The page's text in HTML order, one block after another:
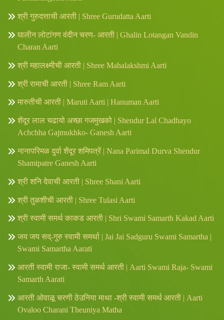
श्री गुरुदत्ताची आरती | Shree Gurudatta Aarti
घालीन लोटांगण वंदीन चरण- आरती | Ghalin Lotangan Vandin
Charan Aarti
श्री महालक्ष्मीची आरती | Shree Mahalakshmi Aarti
श्री रामाची आरती | Shree Ram Aarti
मारुतीची आरती | Maruti Aarti | Hanuman Aarti
शेंदूर लाल चढायो अच्छा गजमुखको | Shendur Lal Chadhayo
Achchha Gajmukhko- Ganesh Aarti
नानापरिमळ दुर्वा शेंदूर शमिपत्रें | Nana Parimal Durva Shendur
Shamipatre Ganesh Aarti
श्री शनि देवाची आरती | Shree Shani Aarti
श्री तुळशीची आरती | Shree Tulasi Aarti
श्री स्वामी समर्थ काकड आरती | Shri Swami Samarth Kakad Aarti
जय जय सद्-गुरु स्वामी समर्था | Jai Jai Sadguru Swami Samartha |
Swami Samartha Aarati
आरती स्वामी राजा- स्वामी समर्थ आरती | Aarti Swami Raja- Swami
Samarth Aarati
आरती ओवाळू चरणी ठेउनिया माथा -श्री स्वामी समर्थ आरती | Aarti
Ovaloo Charani Theuniya Matha